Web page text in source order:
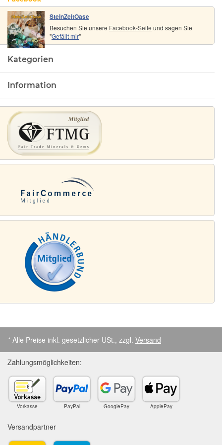
SteinZeitOase
Besuchen Sie unsere Facebook-Seite und sagen Sie
"Gefällt mir"
Kategorien
Information
* Alle Preise inkl. gesetzlicher USt., zzgl. Versand
Zahlungsmöglichkeiten:
Vorkasse PayPal GooglePay ApplePay
Versandpartner